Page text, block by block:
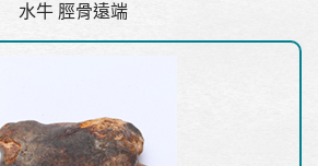
水牛 脛骨遠端